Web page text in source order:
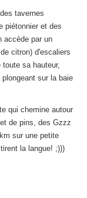
tavernes
piétonnier et des
accède par un
citron) d'escaliers
sa hauteur,
sur la baie
qui chemine autour
de pins, des Gzzz
sur une petite
la langue! ;)))